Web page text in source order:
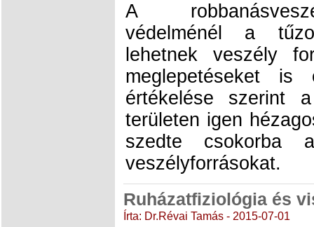
A
védelménél a
lehetnek veszély
meglepetéseket is
értékelése szerint
területen igen
szedte csokorba
veszélyforrásokat.
Ruházatfiziológia és
Írta: Dr.Révai Tamás - 2015-07-01